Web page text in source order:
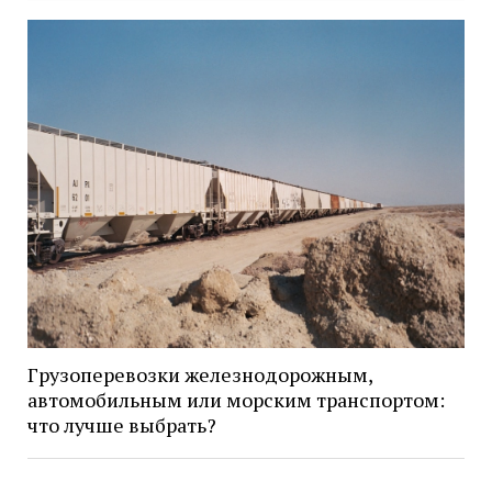
Грузоперевозки железнодорожным,
автомобильным или морским транспортом:
что лучше выбрать?